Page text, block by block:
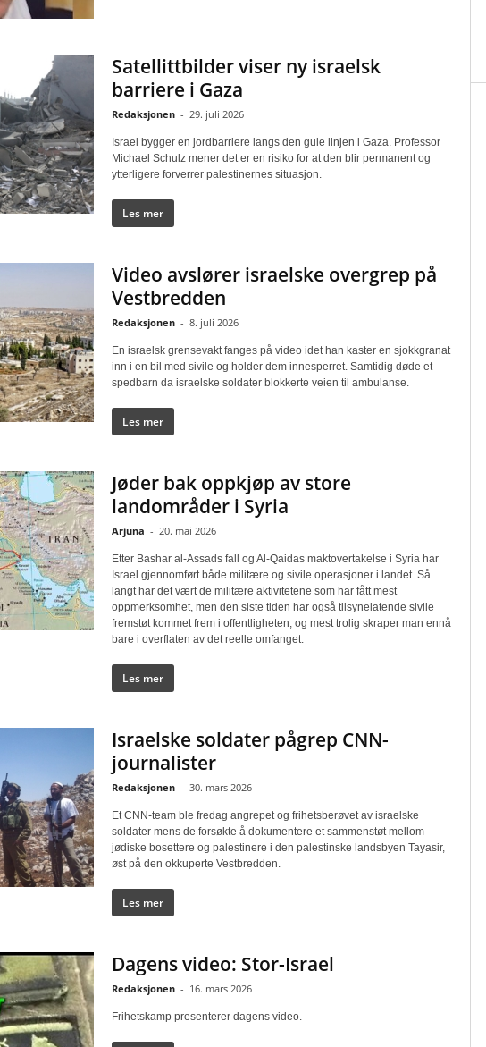
Satellittbilder viser ny israelsk
barriere i Gaza
Redaksjonen - 29. juli 2026
Israel bygger en jordbarriere langs den gule linjen i Gaza. Professor
Michael Schulz mener det er en risiko for at den blir permanent og
ytterligere forverrer palestinernes situasjon.
Les mer
Video avslører israelske overgrep på
Vestbredden
Redaksjonen - 8. juli 2026
En israelsk grensevakt fanges på video idet han kaster en sjokkgranat
inn i en bil med sivile og holder dem innesperret. Samtidig døde et
spedbarn da israelske soldater blokkerte veien til ambulanse.
Les mer
Jøder bak oppkjøp av store
landområder i Syria
Arjuna - 20. mai 2026
Etter Bashar al-Assads fall og Al-Qaidas maktovertakelse i Syria har
Israel gjennomført både militære og sivile operasjoner i landet. Så
langt har det vært de militære aktivitetene som har fått mest
oppmerksomhet, men den siste tiden har også tilsynelatende sivile
fremstøt kommet frem i offentligheten, og mest trolig skraper man ennå
bare i overflaten av det reelle omfanget.
Les mer
Israelske soldater pågrep CNN-
journalister
Redaksjonen - 30. mars 2026
Et CNN-team ble fredag angrepet og frihetsberøvet av israelske
soldater mens de forsøkte å dokumentere et sammenstøt mellom
jødiske bosettere og palestinere i den palestinske landsbyen Tayasir,
øst på den okkuperte Vestbredden.
Les mer
Dagens video: Stor-Israel
Redaksjonen - 16. mars 2026
Frihetskamp presenterer dagens video.